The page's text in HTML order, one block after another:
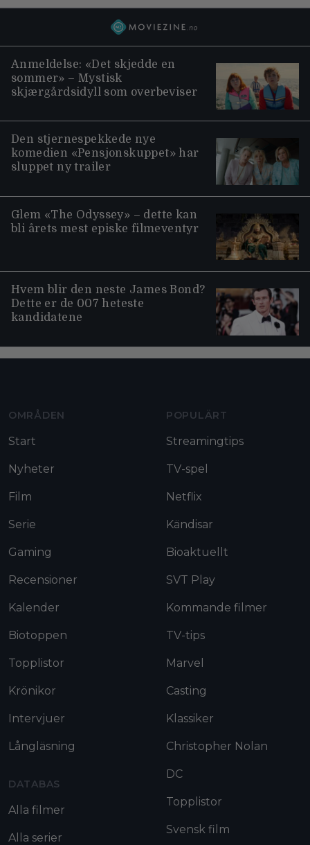
Anmeldelse: «Det skjedde en
sommer» – Mystisk
skjærgårdsidyll som overbeviser
Den stjernespekkede nye
komedien «Pensjonskuppet» har
sluppet ny trailer
Glem «The Odyssey» – dette kan
bli årets mest episke filmeventyr
Hvem blir den neste James Bond?
Dette er de 007 heteste
kandidatene
OMRÅDEN
Start
Nyheter
Film
Serie
Gaming
Recensioner
Kalender
Biotoppen
Topplistor
Krönikor
Intervjuer
Långläsning
DATABAS
Alla filmer
Alla serier
POPULÄRT
Streamingtips
TV-spel
Netflix
Kändisar
Bioaktuellt
SVT Play
Kommande filmer
TV-tips
Marvel
Casting
Klassiker
Christopher Nolan
DC
Topplistor
Svensk film